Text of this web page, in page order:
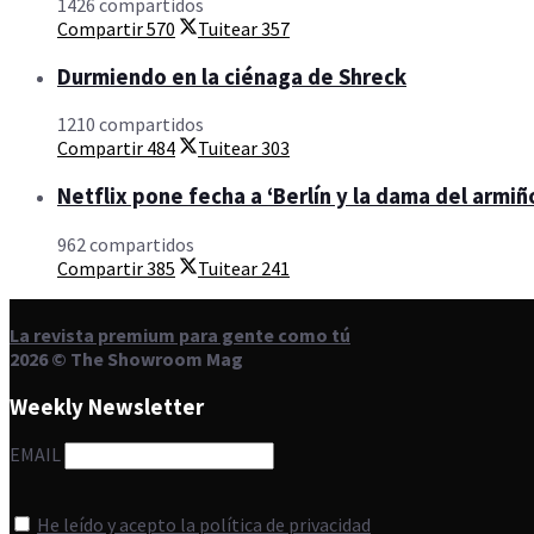
Compartir570 Tuitear357
Durmiendo en la ciénaga de Shreck
1210 compartidos
Compartir 484 Tuitear303
Netflix pone fecha a ‘Berlín y la dama del
962 compartidos
Compartir385 Tuitear 241
La revista premium para gente como tú
2026 © The Showroom Mag
Weekly Newsletter
EMAIL
He leído y acepto la política de privacidad